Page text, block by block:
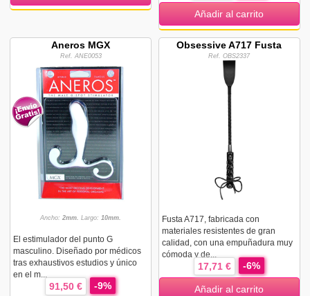
Añadir al carrito
Aneros MGX
Ref. ANE0053
Ancho:2mm. Largo: 10mm.
El estimulador del punto G
masculino. Diseñado por médicos
tras exhaustivos estudios y único
en el m...
91,50 € -9%
Obsessive A717 Fusta
Ref. OBS2337
Fusta A717, fabricada con
materiales resistentes de gran
calidad, con una empuñadura muy
cómoda y de...
17,71 € -6%
Añadir al carrito